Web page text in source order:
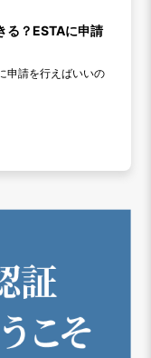
る？ESTAに申請
申請を行えばいいの